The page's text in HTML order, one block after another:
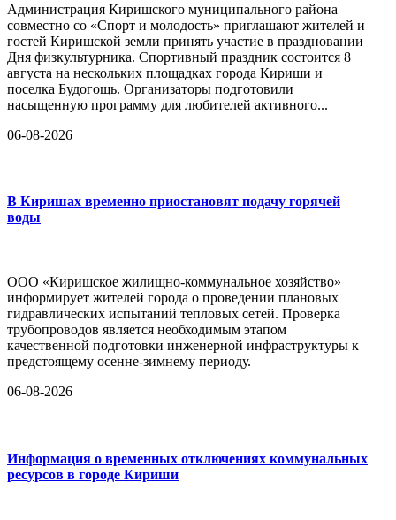
Администрация Киришского муниципального района
совместно со «Спорт и молодость» приглашают жителей и
гостей Киришской земли принять участие в праздновании
Дня физкультурника. Спортивный праздник состоится 8
августа на нескольких площадках города Кириши и
поселка Будогощь. Организаторы подготовили
насыщенную программу для любителей активного...
06-08-2026
В Киришах временно приостановят подачу горячей
воды
ООО «Киришское жилищно-коммунальное хозяйство»
информирует жителей города о проведении плановых
гидравлических испытаний тепловых сетей. Проверка
трубопроводов является необходимым этапом
качественной подготовки инженерной инфраструктуры к
предстоящему осенне-зимнему периоду.
06-08-2026
Информация о временных отключениях коммунальных
ресурсов в городе Кириши